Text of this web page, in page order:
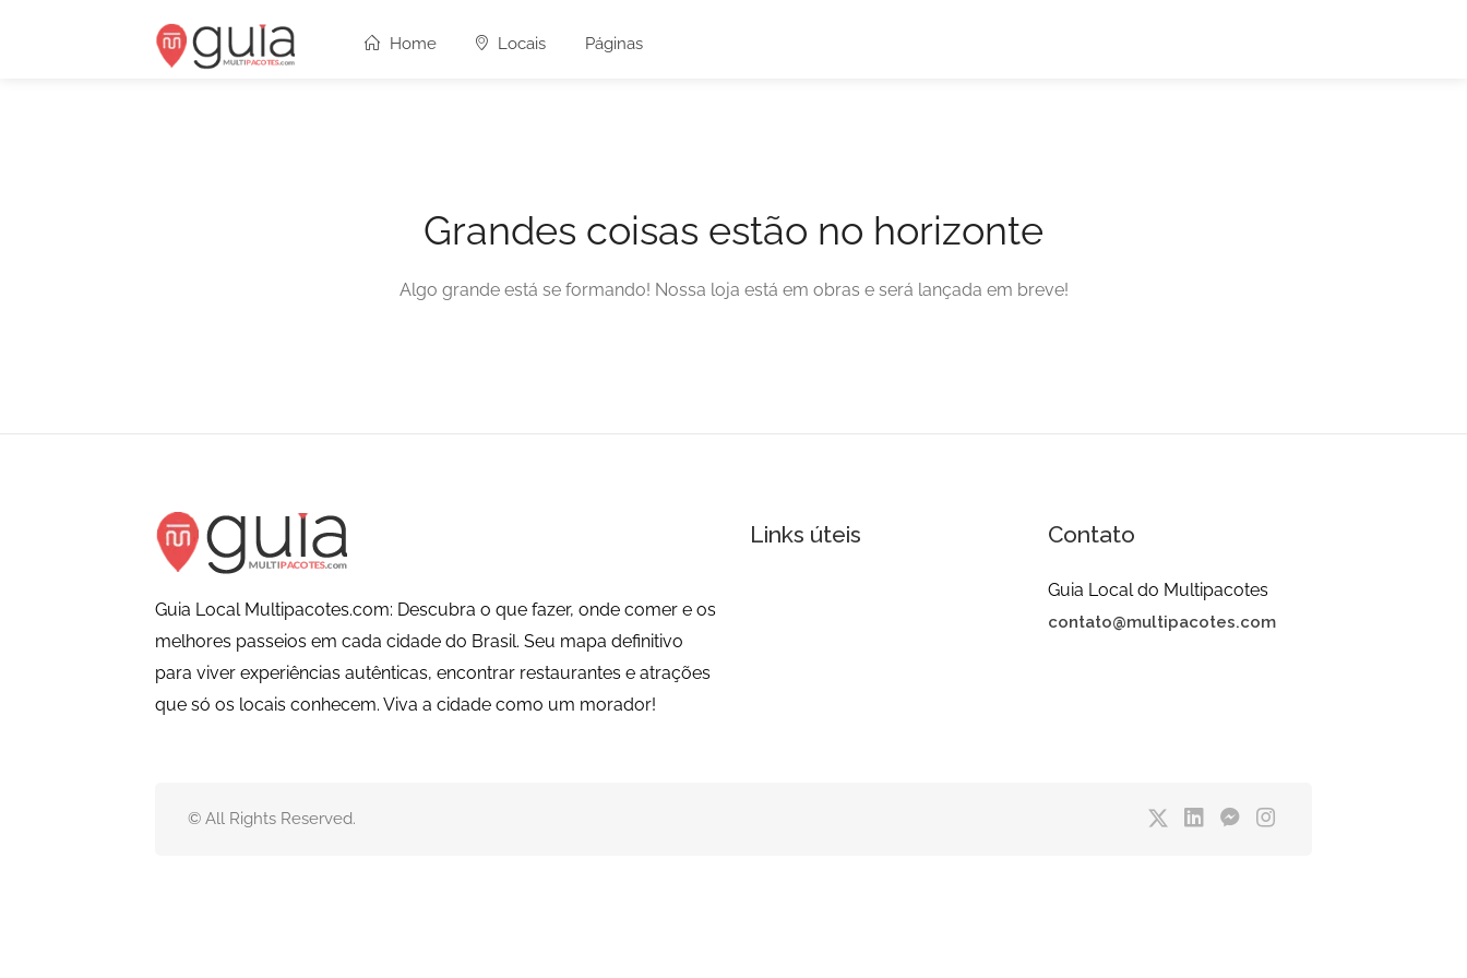
Home Locais Páginas
Grandes coisas estão no horizonte
Algo grande está se formando! Nossa loja está em obras e será lançada em breve!
Guia Local Multipacotes.com: Descubra o que fazer, onde comer e os
melhores passeios em cada cidade do Brasil. Seu mapa definitivo
para viver experiências autênticas, encontrar restaurantes e atrações
que só os locais conhecem. Viva a cidade como um morador!
Links úteis Contato
Guia Local do Multipacotes
contato@multipacotes.com
© All Rights Reserved.